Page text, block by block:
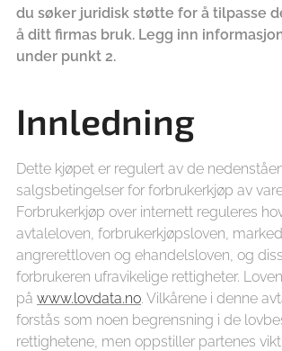
du søker juridisk støtte for å tilpasse
å ditt firmas bruk. Legg inn
under punkt 2.
Innledning
Dette kjøpet er regulert av de
salgsbetingelser for forbrukerkjøp av
Forbrukerkjøp over internett reguleres
avtaleloven, forbrukerkjøpsloven,
angrerettloven og ehandelsloven, og
forbrukeren ufravikelige rettigheter.
på www.lovdata.no. Vilkårene i denne
forstås som noen begrensning i de
rettighetene, men oppstiller partenes